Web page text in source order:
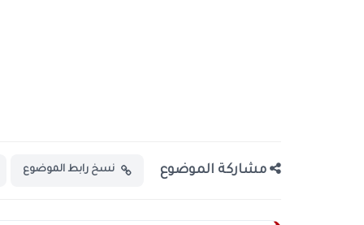
مشاركة الموضوع نسخ رابط الموضوع